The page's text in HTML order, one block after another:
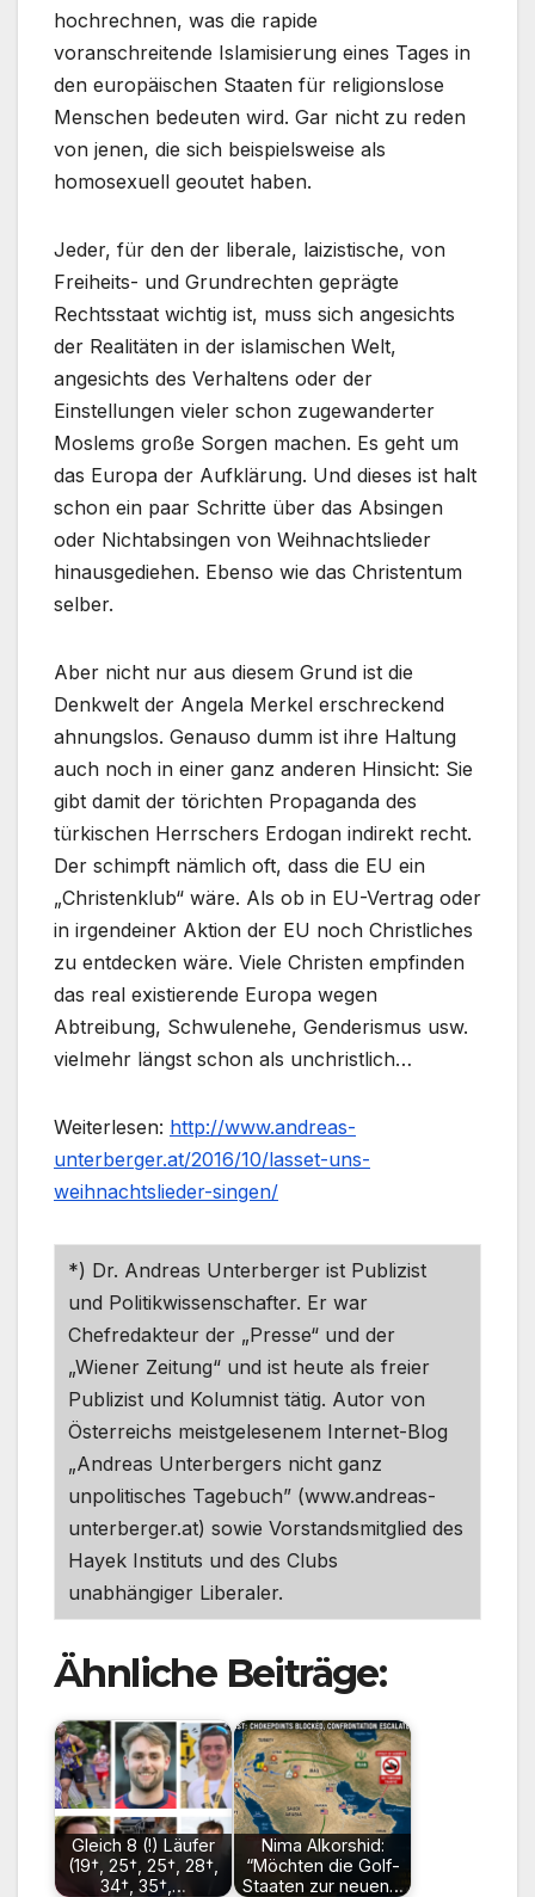
hochrechnen, was die rapide
voranschreitende Islamisierung eines Tages in
den europäischen Staaten für religionslose
Menschen bedeuten wird. Gar nicht zu reden
von jenen, die sich beispielsweise als
homosexuell geoutet haben.
Jeder, für den der liberale, laizistische, von
Freiheits- und Grundrechten geprägte
Rechtsstaat wichtig ist, muss sich angesichts
der Realitäten in der islamischen Welt,
angesichts des Verhaltens oder der
Einstellungen vieler schon zugewanderter
Moslems große Sorgen machen. Es geht um
das Europa der Aufklärung. Und dieses ist halt
schon ein paar Schritte über das Absingen
oder Nichtabsingen von Weihnachtslieder
hinausgediehen. Ebenso wie das Christentum
selber.
Aber nicht nur aus diesem Grund ist die
Denkwelt der Angela Merkel erschreckend
ahnungslos. Genauso dumm ist ihre Haltung
auch noch in einer ganz anderen Hinsicht: Sie
gibt damit der törichten Propaganda des
türkischen Herrschers Erdogan indirekt recht.
Der schimpft nämlich oft, dass die EU ein
„Christenklub“ wäre. Als ob in EU-Vertrag oder
in irgendeiner Aktion der EU noch Christliches
zu entdecken wäre. Viele Christen empfinden
das real existierende Europa wegen
Abtreibung, Schwulenehe, Genderismus usw.
vielmehr längst schon als unchristlich…
Weiterlesen: http://www.andreas-
unterberger.at/2016/10/lasset-uns-
weihnachtslieder-singen/
*) Dr. Andreas Unterberger ist Publizist
und Politikwissenschafter. Er war
Chefredakteur der „Presse“ und der
„Wiener Zeitung“ und ist heute als freier
Publizist und Kolumnist tätig. Autor von
Österreichs meistgelesenem Internet-Blog
„Andreas Unterbergers nicht ganz
unpolitisches Tagebuch” (www.andreas-
unterberger.at) sowie Vorstandsmitglied des
Hayek Instituts und des Clubs
unabhängiger Liberaler.
Ähnliche Beiträge:
Gleich 8 (!) Läufer
(19†, 25†, 25†, 28†,
34†, 35†,…
Nima Alkorshid:
“Möchten die Golf-
Staaten zur neuen…